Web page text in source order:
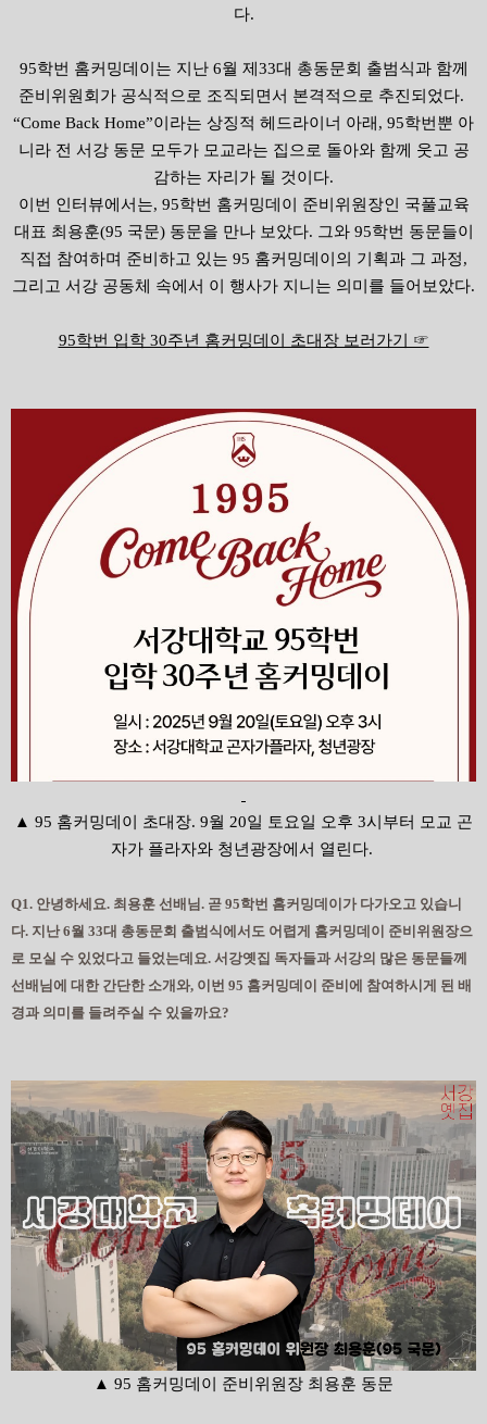
다.
95학번 홈커밍데이는 지난 6월 제33대 총동문회 출범식과 함께
준비위원회가 공식적으로 조직되면서 본격적으로 추진되었다.
“Come Back Home”이라는 상징적 헤드라이너 아래, 95학번뿐 아
니라 전 서강 동문 모두가 모교라는 집으로 돌아와 함께 웃고 공
감하는 자리가 될 것이다.
이번 인터뷰에서는, 95학번 홈커밍데이 준비위원장인 국풀교육
대표 최용훈(95 국문) 동문을 만나 보았다. 그와 95학번 동문들이
직접 참여하며 준비하고 있는 95 홈커밍데이의 기획과 그 과정,
그리고 서강 공동체 속에서 이 행사가 지니는 의미를 들어보았다.
95학번 입학 30주년 홈커밍데이 초대장 보러가기 ☞
▲ 95 홈커밍데이 초대장. 9월 20일 토요일 오후 3시부터 모교 곤
자가 플라자와 청년광장에서 열린다.
Q1. 안녕하세요. 최용훈 선배님. 곧 95학번 홈커밍데이가 다가오고 있습니
다. 지난 6월 33대 총동문회 출범식에서도 어렵게 홈커밍데이 준비위원장으
로 모실 수 있었다고 들었는데요. 서강옛집 독자들과 서강의 많은 동문들께
선배님에 대한 간단한 소개와, 이번 95 홈커밍데이 준비에 참여하시게 된 배
경과 의미를 들려주실 수 있을까요?
▲ 95 홈커밍데이 준비위원장 최용훈 동문